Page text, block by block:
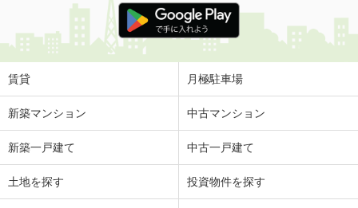
賃貸 月極駐車場
新築マンション 中古マンション
新築一戸建て 中古一戸建て
土地を探す 投資物件を探す